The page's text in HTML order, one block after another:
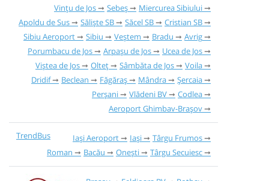
Vințu de Jos
Sebeș
Miercurea Sibiului
Apoldu de Sus
Săliște SB Săcel SB
Cristian SB
Sibiu Aeroport
Sibiu Veștem Bradu
Avrig
Porumbacu de Jos
Arpașu de Jos
Ucea de Jos
Viștea de Jos
Olteț Sâmbăta de Jos
Voila
Dridif
Beclean Făgăraș Mândra
Șercaia
Perșani
Vlădeni BV
Codlea
Aeroport Ghimbav-Brașov
TrendBus Iași Aeroport Iași
Târgu Frumos
Roman
Bacău Onești Târgu Secuiesc